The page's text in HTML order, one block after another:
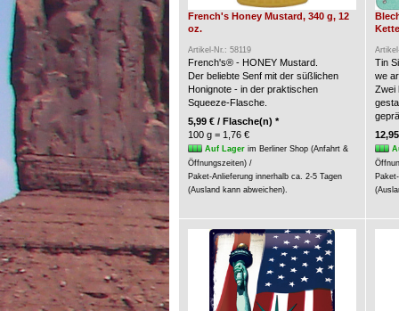
French's Honey Mustard, 340 g, 12
oz.
Artikel-Nr.: 58119
French's® - HONEY Mustard.
Der beliebte Senf mit der süßlichen
Honignote - in der praktischen
Squeeze-Flasche.
5,99 € / Flasche(n) *
100 g = 1,76 €
Auf Lagerim Berliner Shop (Anfahrt &
Öffnungszeiten) /
Paket-Anlieferung innerhalb ca. 2-5 Tagen
(Ausland kann abweichen).
Tin
we
Zwei